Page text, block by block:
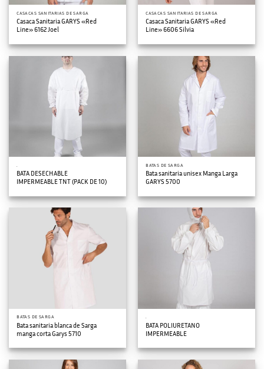
CASACAS SANITARIAS DE SARGA
Casaca Sanitaria GARYS «Red
Line» 6162 Joel
CASACAS SANITARIAS DE SARGA
Casaca Sanitaria GARYS «Red
Line» 6606 Silvia
BATA DESECHABLE
IMPERMEABLE TNT (PACK DE 10)
BATAS DE SARGA
Bata sanitaria unisex Manga Larga
GARYS 5700
BATAS DE SARGA
Bata sanitaria blanca de Sarga
manga corta Garys 5710
.
BATA POLIURETANO
IMPERMEABLE